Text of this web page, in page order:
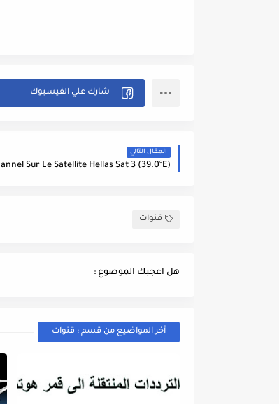
المقال التالي
قنوات
هل اعجبك الموضوع :
أخر المواضيع من قسم : قنوات